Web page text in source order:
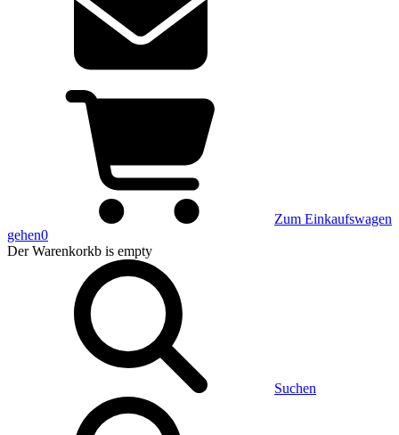
Zum Einkaufswagen
gehen0
Der Warenkorkb is empty
Suchen